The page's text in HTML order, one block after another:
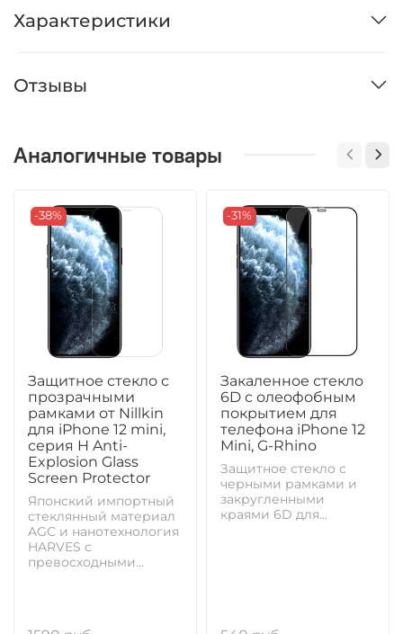
Характеристики
Отзывы
Аналогичные товары
-38%
Защитное стекло с
прозрачными
рамками от Nillkin
для iPhone 12 mini,
серия H Anti-
Explosion Glass
Screen Protector
Японский импортный
стеклянный материал
AGC и нанотехнология
HARVES с
превосходными...
-31%
Закаленное стекло
6D с олеофобным
покрытием для
телефона iPhone 12
Mini, G-Rhino
Защитное стекло с
черными рамками и
закругленными
краями 6D для...